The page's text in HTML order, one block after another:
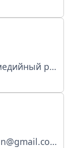
Crimean Tatars – мультимедийный ресурс о крымских татарах, созданный ООО "Кара Дениз Продакшн", ИНН 9102192227 https://www.crimeantatars.club/ https://vk.com/crimeantatarsclub https://www.youtube.com/channel/UCZW
Для заказов - newtmasrun@gmail.com (или в лс канала/в лс @NellyWinslet)